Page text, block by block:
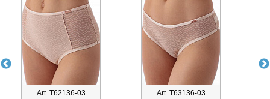
Art. Т62136-03
Art. Т63136-03